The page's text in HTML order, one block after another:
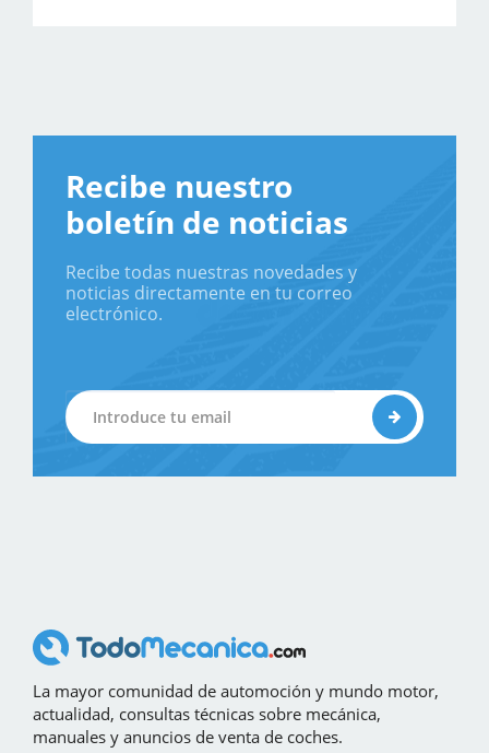
Recibe nuestro
boletín de noticias
Recibe todas nuestras novedades y
noticias directamente en tu correo
electrónico.
La mayor comunidad de automoción y mundo motor,
actualidad, consultas técnicas sobre mecánica,
manuales y anuncios de venta de coches.